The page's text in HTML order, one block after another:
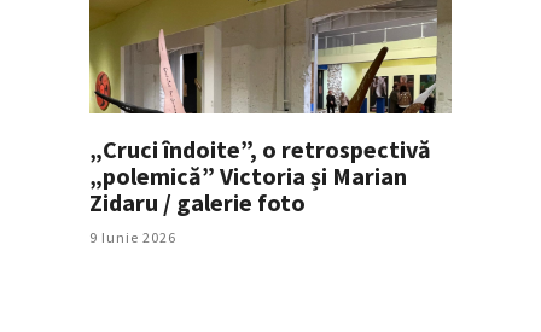
„Cruci îndoite”, o retrospectivă
„polemică” Victoria și Marian
Zidaru / galerie foto
9 Iunie 2026